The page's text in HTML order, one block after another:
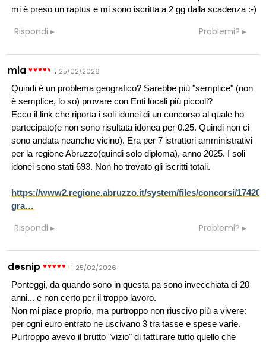
mi è preso un raptus e mi sono iscritta a 2 gg dalla scadenza :-)
Rispondi Problemi?
mia : 25/02/2026
Quindi è un problema geografico? Sarebbe più "semplice" (non
è semplice, lo so) provare con Enti locali più piccoli?
Ecco il link che riporta i soli idonei di un concorso al quale ho
partecipato(e non sono risultata idonea per 0.25. Quindi non ci
sono andata neanche vicino). Era per 7 istruttori amministrativi
per la regione Abruzzo(quindi solo diploma), anno 2025. I soli
idonei sono stati 693. Non ho trovato gli iscritti totali.
https://www2.regione.abruzzo.it/system/files/concorsi/
gra…
Rispondi Problemi?
desnip : 25/02/2026
Ponteggi, da quando sono in questa pa sono invecchiata di 20
anni... e non certo per il troppo lavoro.
Non mi piace proprio, ma purtroppo non riuscivo più a vivere:
per ogni euro entrato ne uscivano 3 tra tasse e spese varie.
Purtroppo avevo il brutto "vizio" di fatturare tutto quello che